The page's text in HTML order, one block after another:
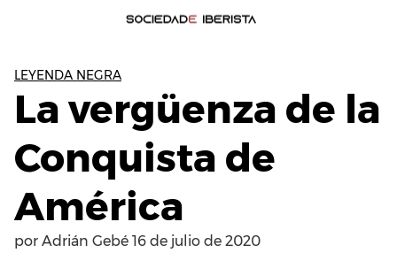
LEYENDA NEGRA
La vergüenza de la
Conquista de
América
por Adrián Gebé 16 de julio de 2020